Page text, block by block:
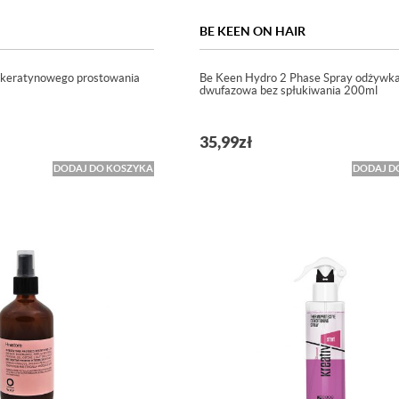
prostowania
DODAJ DO KOSZYKA
BE KEEN ON HAIR
Be Keen Hydro 2 Phase Spray
dwufazowa bez spłukiwania 200ml
35,99zł
DODAJ